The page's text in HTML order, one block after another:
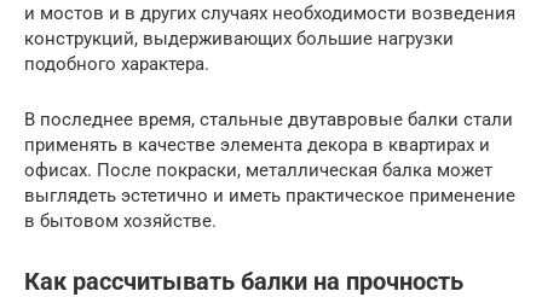
и мостов и в других случаях необходимости возведения
конструкций, выдерживающих большие нагрузки
подобного характера.
В последнее время, стальные двутавровые балки стали
применять в качестве элемента декора в квартирах и
офисах. После покраски, металлическая балка может
выглядеть эстетично и иметь практическое применение
в бытовом хозяйстве.
Как рассчитывать балки на прочность